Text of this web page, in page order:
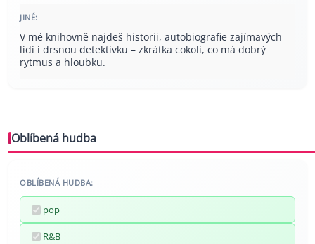
JINÉ:
V mé knihovně najdeš historii, autobiografie zajímavých
lidí i drsnou detektivku – zkrátka cokoli, co má dobrý
rytmus a hloubku.
Oblíbená hudba
OBLÍBENÁ HUDBA:
pop
R&B